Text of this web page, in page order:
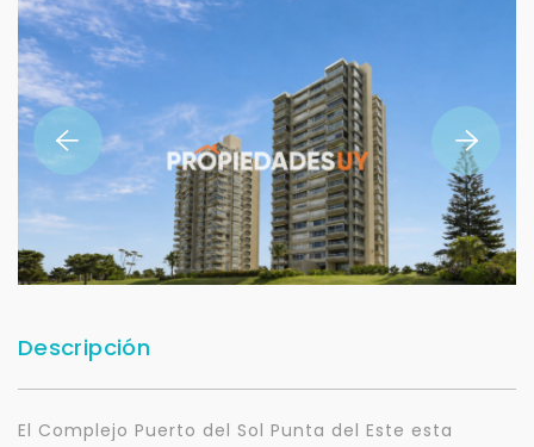
Descripción
El Complejo Puerto del Sol Punta del Este esta